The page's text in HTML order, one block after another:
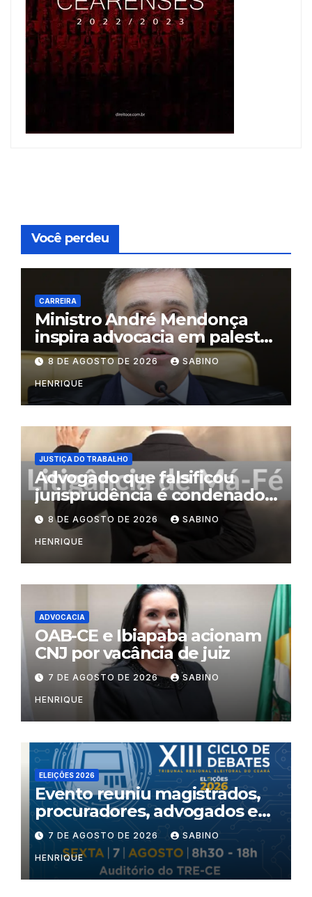
Você perdeu
CARREIRA
Ministro André Mendonça
inspira advocacia em palestra
na OAB do Rio
8 DE AGOSTO DE 2026 SABINO
HENRIQUE
JUSTIÇA DO TRABALHO
Advogado que falsificou
jurisprudência é condenado
por litigância de má-fé
8 DE AGOSTO DE 2026 SABINO
HENRIQUE
ADVOCACIA
OAB-CE e Ibiapaba acionam
CNJ por vacância de juiz
7 DE AGOSTO DE 2026 SABINO
HENRIQUE
ELEIÇÕES 2026
Evento reuniu magistrados,
procuradores, advogados e
especialistas para debater
inteligência artificial,
criminalidade organizada e
violência política de gênero
7 DE AGOSTO DE 2026 SABINO
HENRIQUE